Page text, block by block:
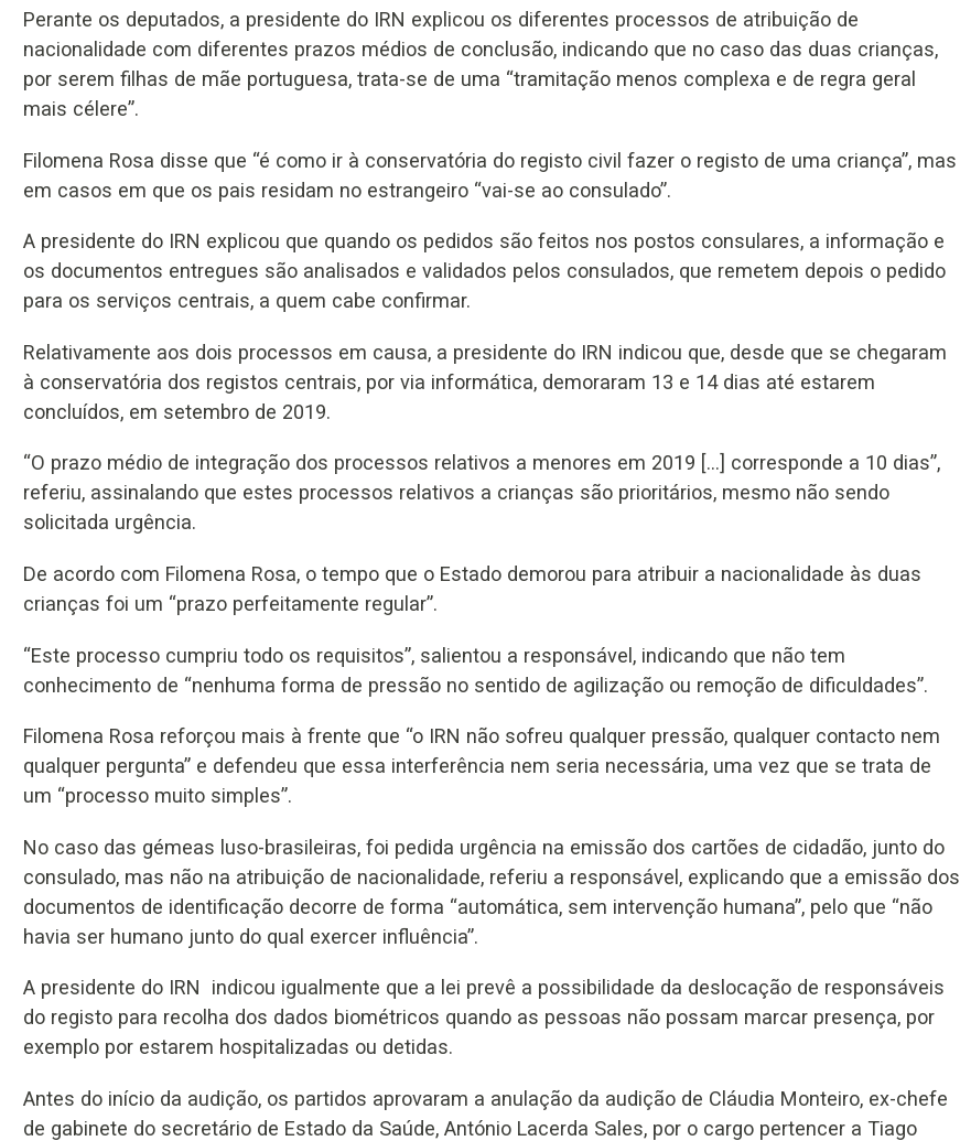
Perante os deputados, a presidente do IRN explicou os diferentes processos de atribuição de
nacionalidade com diferentes prazos médios de conclusão, indicando que no caso das duas crianças,
por serem filhas de mãe portuguesa, trata-se de uma “tramitação menos complexa e de regra geral
mais célere”.
Filomena Rosa disse que “é como ir à conservatória do registo civil fazer o registo de uma criança”, mas
em casos em que os pais residam no estrangeiro “vai-se ao consulado”.
A presidente do IRN explicou que quando os pedidos são feitos nos postos consulares, a informação e
os documentos entregues são analisados e validados pelos consulados, que remetem depois o pedido
para os serviços centrais, a quem cabe confirmar.
Relativamente aos dois processos em causa, a presidente do IRN indicou que, desde que se chegaram
à conservatória dos registos centrais, por via informática, demoraram 13 e 14 dias até estarem
concluídos, em setembro de 2019.
“O prazo médio de integração dos processos relativos a menores em 2019 [...] corresponde a 10 dias”,
referiu, assinalando que estes processos relativos a crianças são prioritários, mesmo não sendo
solicitada urgência.
De acordo com Filomena Rosa, o tempo que o Estado demorou para atribuir a nacionalidade às duas
crianças foi um “prazo perfeitamente regular”.
“Este processo cumpriu todo os requisitos”, salientou a responsável, indicando que não tem
conhecimento de “nenhuma forma de pressão no sentido de agilização ou remoção de dificuldades”.
Filomena Rosa reforçou mais à frente que “o IRN não sofreu qualquer pressão, qualquer contacto nem
qualquer pergunta” e defendeu que essa interferência nem seria necessária, uma vez que se trata de
um “processo muito simples”.
No caso das gémeas luso-brasileiras, foi pedida urgência na emissão dos cartões de cidadão, junto do
consulado, mas não na atribuição de nacionalidade, referiu a responsável, explicando que a emissão dos
documentos de identificação decorre de forma “automática, sem intervenção humana”, pelo que “não
havia ser humano junto do qual exercer influência”.
A presidente do IRN indicou igualmente que a lei prevê a possibilidade da deslocação de responsáveis
do registo para recolha dos dados biométricos quando as pessoas não possam marcar presença, por
exemplo por estarem hospitalizadas ou detidas.
Antes do início da audição, os partidos aprovaram a anulação da audição de Cláudia Monteiro, ex-chefe
de gabinete do secretário de Estado da Saúde, António Lacerda Sales, por o cargo pertencer a Tiago